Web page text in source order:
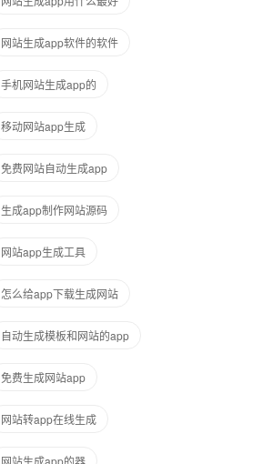
网站生成app软件的软件
手机网站生成app的
移动网站app生成
免费网站自动生成app
生成app制作网站源码
网站app生成工具
怎么给app下载生成网站
自动生成模板和网站的app
免费生成网站app
网站转app在线生成
网站生成app的器